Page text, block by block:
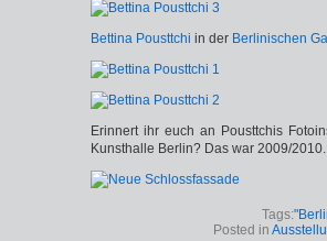
Bettina Pousttchi in der Berlinischen
Erinnert ihr euch an Pousttchis
Kunsthalle Berlin? Das war 2009/2010.
Tags:
Posted in